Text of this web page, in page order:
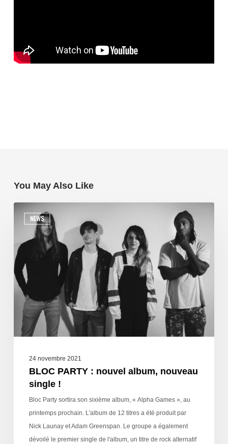
You May Also Like
NEWS
24 novembre 2021
BLOC PARTY : nouvel album, nouveau
single !
Bloc Party sortira son sixième album, « Alpha Games », au
printemps prochain. L'album de 12 titres a été produit par
Nick Launay et Adam Greenspan. Le groupe a également
dévoilé le premier single de l'album, un titre de rock alternatif